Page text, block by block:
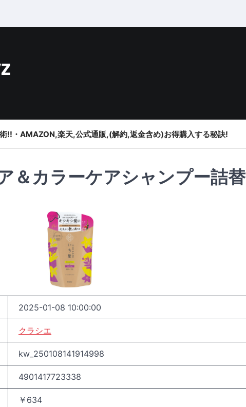
!!・AMAZON,楽天,公式通販,(解約,返金含め)お得購入する秘訣!
＆カラーケアシャンプー詰替
2025-01-08 10:00:00
クラシエ
kw_250108141914998
4901417723338
￥634